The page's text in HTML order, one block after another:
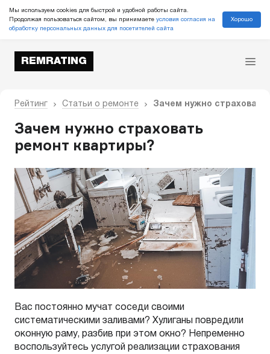
Мы используем cookies для быстрой и удобной работы сайта.
Продолжая пользоваться сайтом, вы принимаете условия согласия на
обработку персональных данных для посетителей сайта
Хорошо
REMRATING
Рейтинг Статьи о ремонте Зачем нужно
Зачем нужно страховать
ремонт квартиры?
Вас постоянно мучат соседи своими
систематическими заливами? Хулиганы повредили
оконную раму, разбив при этом окно? Непременно
воспользуйтесь услугой реализации страхования